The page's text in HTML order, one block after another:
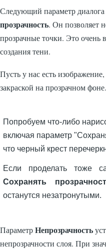
Следующий параметр диалога
прозрачность. Он позволяет
прозрачные точки. Это
создания тени.
Пусть у нас есть
закраской на прозрачном фоне.
Попробуем что-либо
включая параметр
что черный крест
Если проделать тоже
Сохранять
останутся незатронутыми.
ПараметрНепрозрачность
непрозрачности слоя. При